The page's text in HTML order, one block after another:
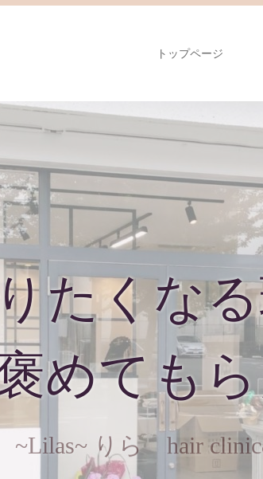
トップページ
たくな
めても
~Lilas~ りら hair